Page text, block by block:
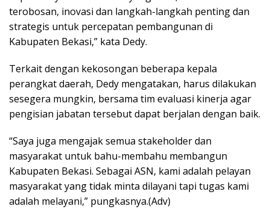
terobosan, inovasi dan langkah-langkah penting dan
strategis untuk percepatan pembangunan di
Kabupaten Bekasi,” kata Dedy.
Terkait dengan kekosongan beberapa kepala
perangkat daerah, Dedy mengatakan, harus dilakukan
sesegera mungkin, bersama tim evaluasi kinerja agar
pengisian jabatan tersebut dapat berjalan dengan baik.
“Saya juga mengajak semua stakeholder dan
masyarakat untuk bahu-membahu membangun
Kabupaten Bekasi. Sebagai ASN, kami adalah pelayan
masyarakat yang tidak minta dilayani tapi tugas kami
adalah melayani,” pungkasnya.(Adv)